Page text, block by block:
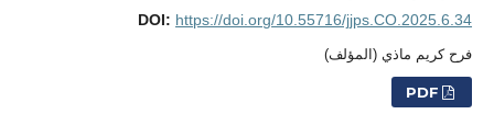
DOI: https://doi.org/10.55716/jjps.CO.2025.6.34
فرح كريم ماذي (المؤلف)
PDF